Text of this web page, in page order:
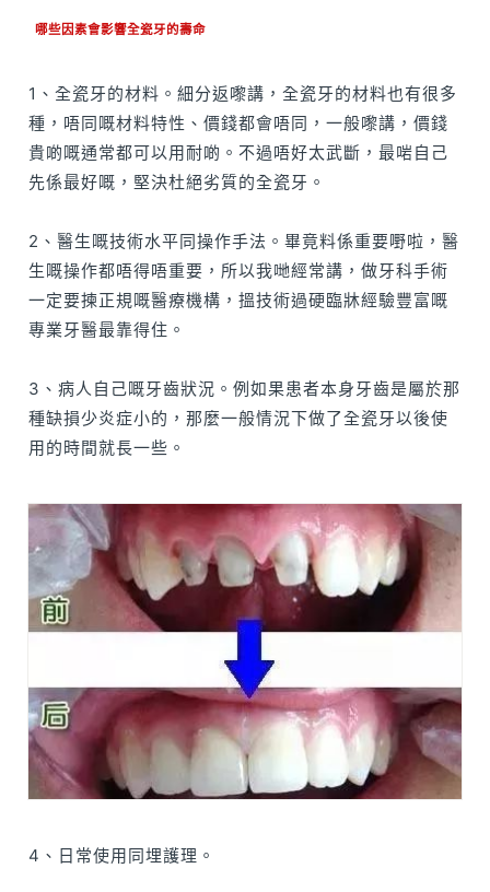
哪些因素會影響全瓷牙的壽命
1、全瓷牙的材料。細分返嚟講，全瓷牙的材料也有很多
種，唔同嘅材料特性、價錢都會唔同，一般嚟講，價錢
貴啲嘅通常都可以用耐啲。不過唔好太武斷，最啱自己
先係最好嘅，堅決杜絕劣質的全瓷牙。
2、醫生嘅技術水平同操作手法。畢竟料係重要嘢啦，醫
生嘅操作都唔得唔重要，所以我哋經常講，做牙科手術
一定要揀正規嘅醫療機構，搵技術過硬臨牀經驗豐富嘅
專業牙醫最靠得住。
3、病人自己嘅牙齒狀況。例如果患者本身牙齒是屬於那
種缺損少炎症小的，那麼一般情況下做了全瓷牙以後使
用的時間就長一些。
4、日常使用同埋護理。